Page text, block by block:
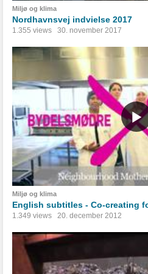
Miljø og klima
Nordhavnsvej indvielse 2017
1.355 views 30. november 2017
Miljø og klima
English subtitles - Co-creating
1.349 views 20. december 2012